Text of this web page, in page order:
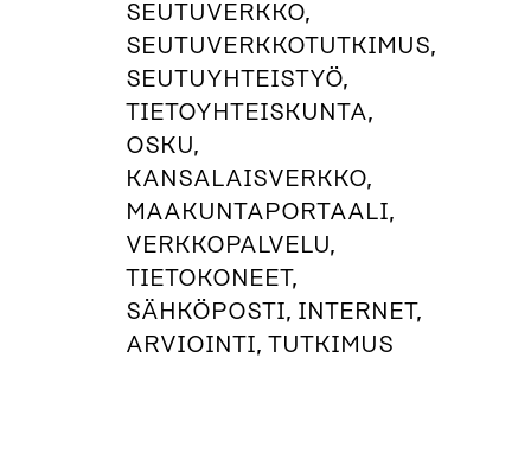
SEUTUVERKKO,
SEUTUVERKKOTUTKIMUS,
SEUTUYHTEISTYÖ,
TIETOYHTEISKUNTA,
OSKU,
KANSALAISVERKKO,
MAAKUNTAPORTAALI,
VERKKOPALVELU,
TIETOKONEET,
SÄHKÖPOSTI, INTERNET,
ARVIOINTI, TUTKIMUS